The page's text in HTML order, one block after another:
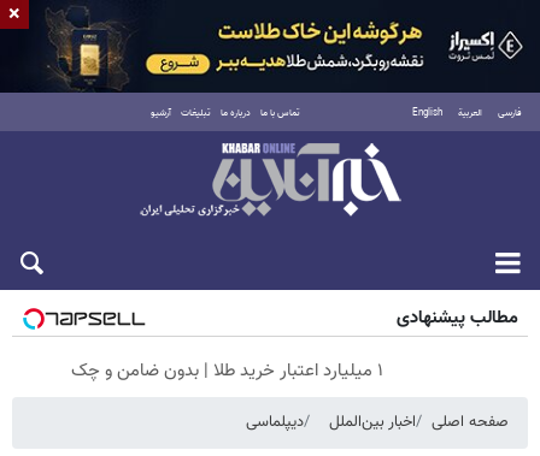
فارسی العربية English تماس با ما درباره ما تبلیغات آرشیو
پنجشنبه ۱۵ مرداد ۱۴۰۵
مطالب پیشنهادی
۱ میلیارد اعتبار خرید طلا | بدون ضامن و چک
صفحه اصلی اخبار بین‌الملل دیپلماسی
×